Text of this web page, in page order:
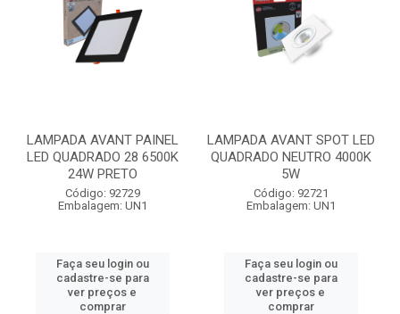
LAMPADA AVANT PAINEL
LED QUADRADO 28 6500K
24W PRETO
Código: 92729
Embalagem: UN1
Faça seu login ou
cadastre-se para
ver preços e
comprar
LAMPADA AVANT SPOT LED
QUADRADO NEUTRO 4000K
5W
Código: 92721
Embalagem: UN1
Faça seu login ou
cadastre-se para
ver preços e
comprar